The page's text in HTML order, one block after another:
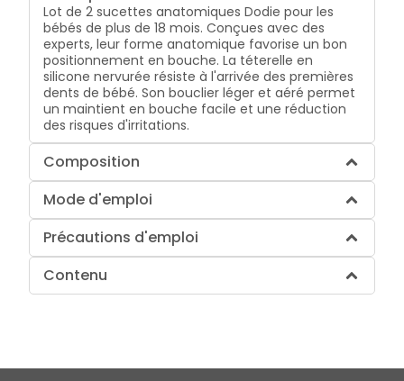
Lot de 2 sucettes anatomiques Dodie pour les
bébés de plus de 18 mois. Conçues avec des
experts, leur forme anatomique favorise un bon
positionnement en bouche. La téterelle en
silicone nervurée résiste à l'arrivée des premières
dents de bébé. Son bouclier léger et aéré permet
un maintient en bouche facile et une réduction
des risques d'irritations.
Composition
Mode d'emploi
Précautions d'emploi
Contenu